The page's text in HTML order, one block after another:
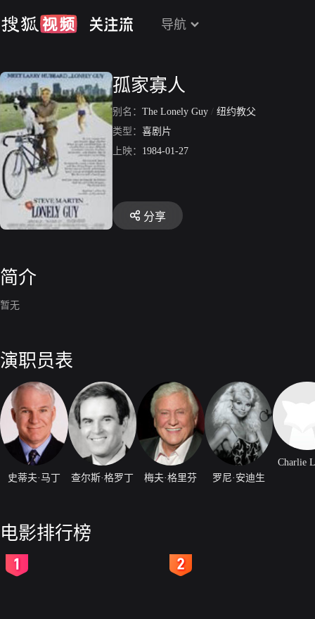
导航
孤家寡人
别名： The Lonely Guy / 纽约教父
类型： 喜剧片
上映： 1984-01-27
分享
简介
暂无
演职员表
史蒂夫·马丁 查尔斯·格罗丁 梅夫·格里芬 罗尼·安迪生
Charlie
电影排行榜